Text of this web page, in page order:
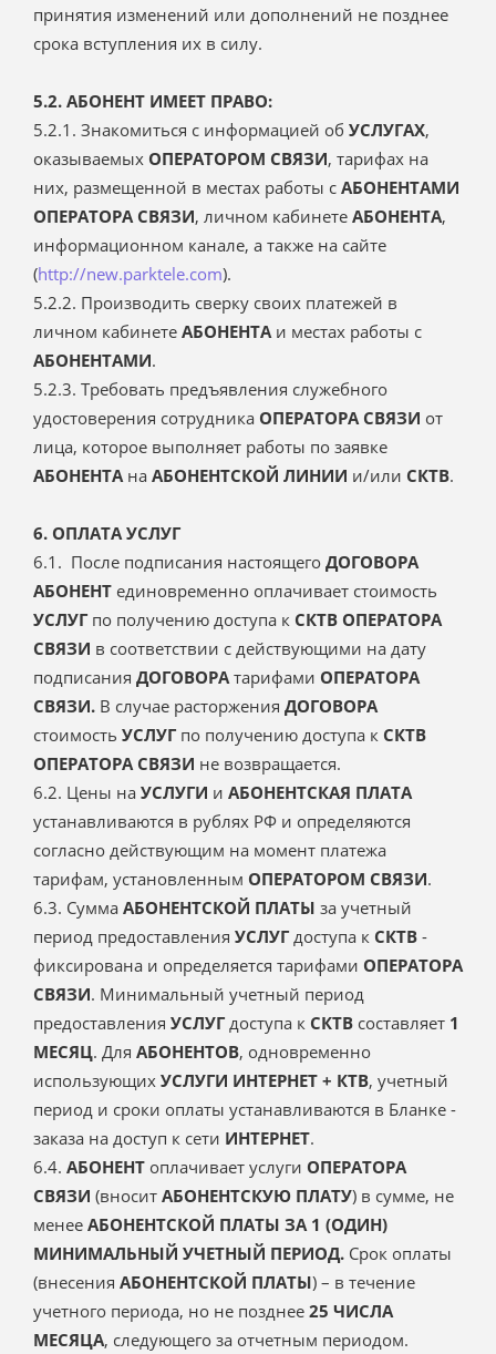
принятия изменений или дополнений не позднее
срока вступления их в силу.
5.2. АБОНЕНТ ИМЕЕТ ПРАВО:
5.2.1. Знакомиться с информацией об УСЛУГАХ,
оказываемых ОПЕРАТОРОМ СВЯЗИ, тарифах на
них, размещенной в местах работы с АБОНЕНТАМИ
ОПЕРАТОРА СВЯЗИ, личном кабинете АБОНЕНТА,
информационном канале, а также на сайте
(http://new.parktele.com).
5.2.2. Производить сверку своих платежей в
личном кабинете АБОНЕНТАи местах работы с
АБОНЕНТАМИ.
5.2.3. Требовать предъявления служебного
удостоверения сотрудника ОПЕРАТОРА СВЯЗИ от
лица, которое выполняет работы по заявке
АБОНЕНТАна АБОНЕНТСКОЙ ЛИНИИ и/или СКТВ.
6. ОПЛАТА УСЛУГ
6.1. После подписания настоящего ДОГОВОРА
АБОНЕНТ единовременно оплачивает стоимость
УСЛУГ по получению доступа к СКТВ ОПЕРАТОРА
СВЯЗИ в соответствии с действующими на дату
подписания ДОГОВОРАтарифами ОПЕРАТОРА
СВЯЗИ. В случае расторжения ДОГОВОРА
стоимость УСЛУГ по получению доступа к СКТВ
ОПЕРАТОРА СВЯЗИ не возвращается.
6.2. Цены на УСЛУГИ и АБОНЕНТСКАЯ ПЛАТА
устанавливаются в рублях РФ и определяются
согласно действующим на момент платежа
тарифам, установленным ОПЕРАТОРОМ СВЯЗИ.
6.3. Сумма АБОНЕНТСКОЙ ПЛАТЫ за учетный
период предоставления УСЛУГ доступа к СКТВ -
фиксирована и определяется тарифами ОПЕРАТОРА
СВЯЗИ. Минимальный учетный период
предоставления УСЛУГ доступа к СКТВ составляет 1
МЕСЯЦ. Для АБОНЕНТОВ, одновременно
использующих УСЛУГИ ИНТЕРНЕТ + КТВ, учетный
период и сроки оплаты устанавливаются в Бланке -
заказа на доступ к сети ИНТЕРНЕТ.
6.4. АБОНЕНТ оплачивает услуги ОПЕРАТОРА
СВЯЗИ (вносит АБОНЕНТСКУЮ ПЛАТУ) в сумме, не
менее АБОНЕНТСКОЙ ПЛАТЫ ЗА 1 (ОДИН)
МИНИМАЛЬНЫЙ УЧЕТНЫЙ ПЕРИОД. Срок оплаты
(внесения АБОНЕНТСКОЙ ПЛАТЫ) – в течение
учетного периода, но не позднее 25 ЧИСЛА
МЕСЯЦА, следующего за отчетным периодом.